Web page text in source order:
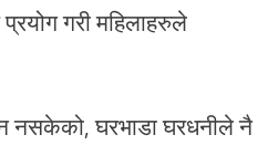
गरी महिलाहरुले
नसकेको, घरभाडा घरधनीले नै